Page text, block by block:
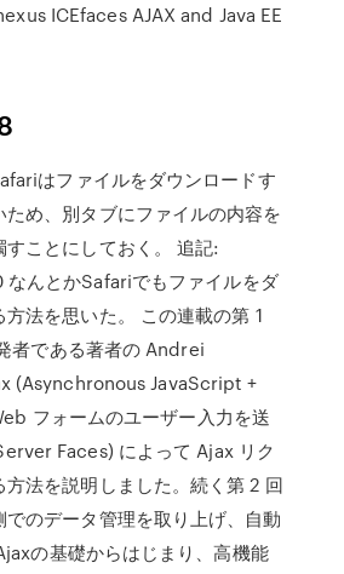
ICEfaces AJAX and Java EE
はファイルをダウンロードす
ため、別タブにファイルの内容を
ことにしておく。 追記:
なんとかSafariでもファイルをダ
法を思いた。 この連載の第 1
者である著者の Andrei
(Asynchronous JavaScript +
フォームのユーザー入力を送
Faces) によって Ajax リク
法を説明しました。続く第 2 回
のデータ管理を取り上げ、自動
の基礎からはじまり、高機能